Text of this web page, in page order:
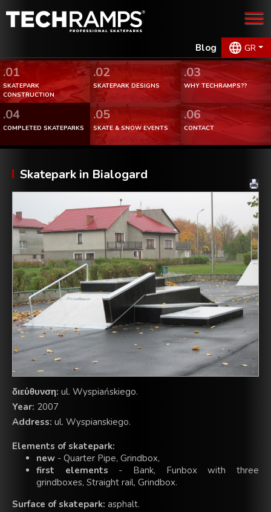
Blog GR
.01
SKATEPARK
CONSTRUCTION
.02
SKATEPARK DESIGNS
.03
WHY TECHRAMPS??
.04
COMPLETED SKATEPARKS
.05
SKATE & SNOW EVENTS
.06
CONTACT
Skatepark in Bialogard
διεύθυνση: ul. Wyspiańskiego.
Year: 2007
Address: ul. Wyspianskiego.
Elements of skatepark:
new - Quarter Pipe, Grindbox,
first elements - Bank, Funbox with three
grindboxes, Straight rail, Grindbox.
Surface of skatepark: asphalt.